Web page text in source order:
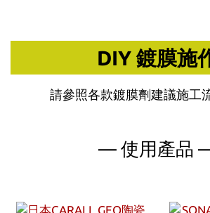
DIY 鍍膜施
請參照各款鍍膜劑建議施工
— 使用產品